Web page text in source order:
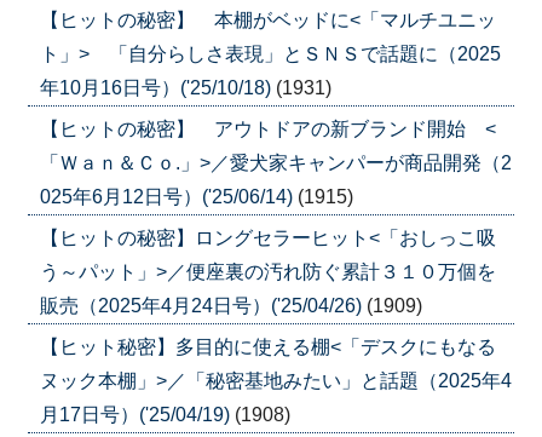
【ヒットの秘密】 本棚がベッドに<「マルチユニッ
ト」> 「自分らしさ表現」とＳＮＳで話題に（2025
年10月16日号）('25/10/18) (1931)
【ヒットの秘密】 アウトドアの新ブランド開始 <
「Ｗａｎ＆Ｃｏ.」>／愛犬家キャンパーが商品開発（2
025年6月12日号）('25/06/14) (1915)
【ヒットの秘密】ロングセラーヒット<「おしっこ吸
う～パット」>／便座裏の汚れ防ぐ累計３１０万個を
販売（2025年4月24日号）('25/04/26) (1909)
【ヒット秘密】多目的に使える棚<「デスクにもなる
ヌック本棚」>／「秘密基地みたい」と話題（2025年4
月17日号）('25/04/19) (1908)